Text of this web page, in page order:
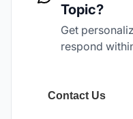
Topic?
Get
respond